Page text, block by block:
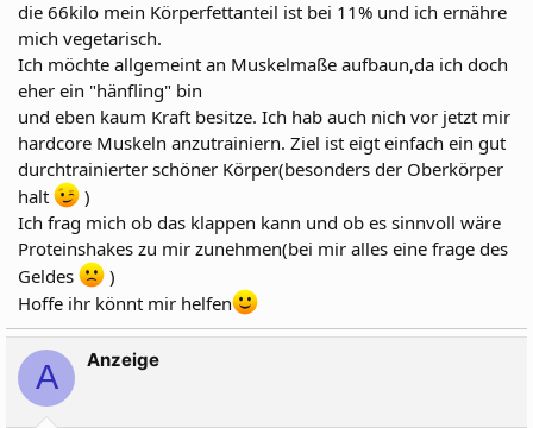
die 66kilo mein Körperfettanteil ist bei 11% und ich ernähre
mich vegetarisch.
Ich möchte allgemeint an Muskelmaße aufbaun,da ich doch
eher ein "hänfling" bin
und eben kaum Kraft besitze. Ich hab auch nich vor jetzt mir
hardcore Muskeln anzutrainiern. Ziel ist eigt einfach ein gut
durchtrainierter schöner Körper(besonders der Oberkörper
halt
)
Ich frag mich ob das klappen kann und ob es sinnvoll wäre
Proteinshakes zu mir zunehmen(bei mir alles eine frage des
Geldes
)
Hoffe ihr könnt mir helfen
A Anzeige